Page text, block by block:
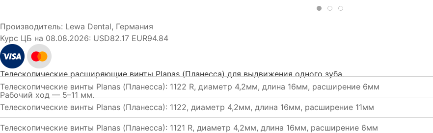
Производитель: Lewa Dental, Германия
Курс ЦБ на 08.08.2026: USD82.17 EUR94.84
Телескопические расширяющие винты Planas (Планесса) для выдвижения одного зуба.
Рабочий ход — 5–11 мм.
Телескопические винты Planas (Планесса): 1122 R, диаметр 4,2мм, длина 16мм, расширение 6мм
Телескопические винты Planas (Планесса): 1122, диаметр 4,2мм, длина 16мм, расширение 11мм
Телескопические винты Planas (Планесса): 1121 R, диаметр 4,2мм, длина 16мм, расширение 6мм